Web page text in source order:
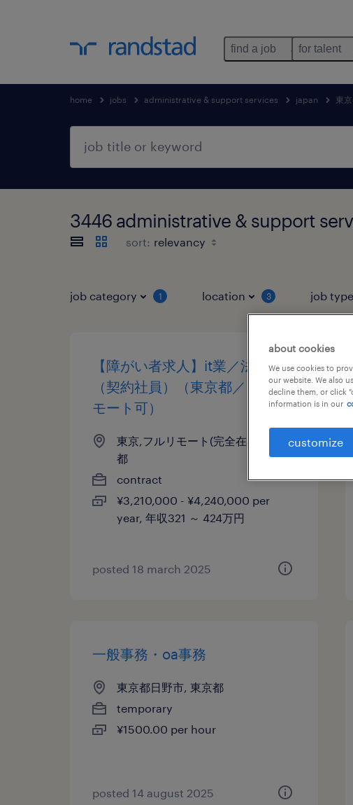
find a job for talent
home jobs administrative & support services japan 東
3446 administrative & support
sort:
job category 1 location 3 job
【障がい者求人】it業／法務
（契約社員）（東京都／フルリ
モート可）
東京,フルリモート(完全在宅), 東京
都
contract
¥3,210,000 - ¥4,240,000 per
year, 年収321 ～ 424万円
posted 18 march 2025
一般事務・oa事務
東京都日野市, 東京都
temporary
¥1500.00 per hour
posted 14 august 2025
about cookies
We use cookies to
our website. We also
decline them, or click
information is in our
customize